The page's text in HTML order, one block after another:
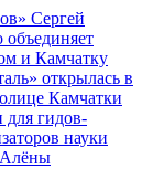
Сергей
объединяет
и Камчатку
открылась в
Камчатки
гидов-
науки
Алёны